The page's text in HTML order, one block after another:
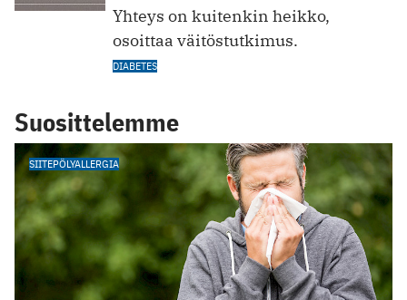
Yhteys on kuitenkin heikko,
osoittaa väitöstutkimus.
DIABETES
Suosittelemme
SIITEPÖLYALLERGIA